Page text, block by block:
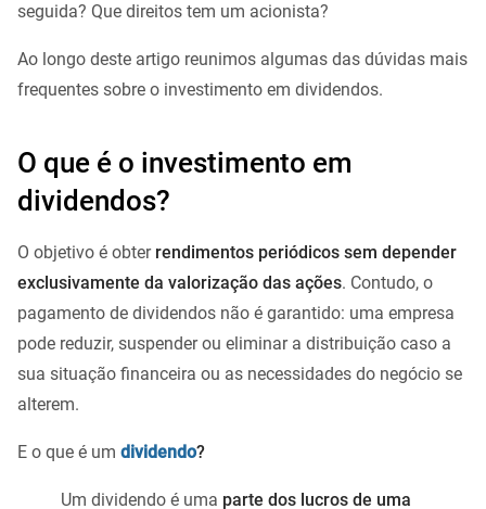
seguida? Que direitos tem um acionista?
Ao longo deste artigo reunimos algumas das dúvidas mais
frequentes sobre o investimento em dividendos.
O que é o investimento em
dividendos?
O objetivo é obter rendimentos periódicos sem depender
exclusivamente da valorização das ações. Contudo, o
pagamento de dividendos não é garantido: uma empresa
pode reduzir, suspender ou eliminar a distribuição caso a
sua situação financeira ou as necessidades do negócio se
alterem.
E o que é um dividendo?
Um dividendo é uma parte dos lucros de uma